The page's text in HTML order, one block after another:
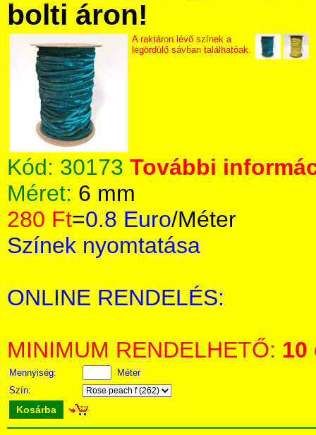
bolti áron!
A raktáron lévő színek a
legördülő sávban találhatóak.
Kód: 30173 További
Méret: 6 mm
280 Ft=0.8 Euro/Méter
Színek nyomtatása
ONLINE RENDELÉS:
MINIMUM RENDELHETŐ: 10
Mennyiség:
Méter
Szín:
Kosárba